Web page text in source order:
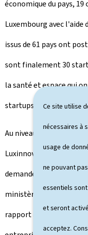
Ce site utilise
nécessaires à
usage de
ne pouvant
essentiels
et seront
acceptez.
économique du pays,
Luxembourg avec l'aide
issus de 61 pays ont
sont finalement 30
la santé et espace qui
startups ont été
Au niveau du soutien à
Luxinnovation a
demandes d'aides
ministère de
rapport à 2018) pour le